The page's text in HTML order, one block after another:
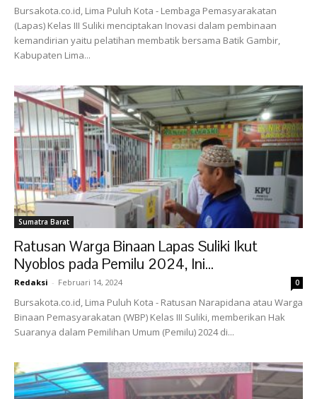
Bursakota.co.id, Lima Puluh Kota - Lembaga Pemasyarakatan
(Lapas) Kelas III Suliki menciptakan Inovasi dalam pembinaan
kemandirian yaitu pelatihan membatik bersama Batik Gambir,
Kabupaten Lima...
Sumatra Barat
Ratusan Warga Binaan Lapas Suliki Ikut
Nyoblos pada Pemilu 2024, Ini...
Redaksi - Februari 14, 2024 0
Bursakota.co.id, Lima Puluh Kota - Ratusan Narapidana atau Warga
Binaan Pemasyarakatan (WBP) Kelas III Suliki, memberikan Hak
Suaranya dalam Pemilihan Umum (Pemilu) 2024 di...